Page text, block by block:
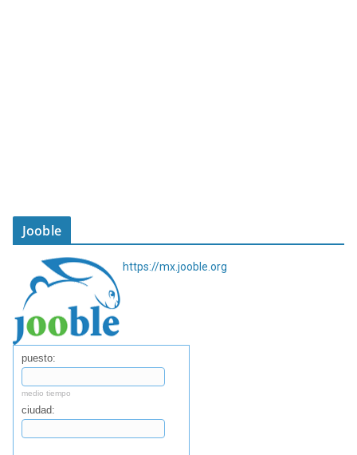
Jooble
https://mx.jooble.org
puesto:
medio tiempo
ciudad: